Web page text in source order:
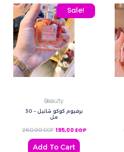
Sale!
Beauty
برفيوم كوكو شانيل – 30
مل
260,00EGP
Original price was: 260,00
195,00 EGP
Current price
Add To Cart